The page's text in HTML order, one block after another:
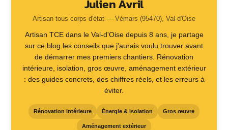
Julien Avril
Artisan tous corps d'état — Vémars (95470), Val-d'Oise
Artisan TCE dans le Val-d'Oise depuis 8 ans, je partage
sur ce blog les conseils que j'aurais voulu trouver avant
de démarrer mes premiers chantiers. Rénovation
intérieure, isolation, gros œuvre, aménagement extérieur
: des guides concrets, des chiffres réels, et les erreurs à
éviter.
Rénovation intérieure Énergie & isolation Gros œuvre
Aménagement extérieur